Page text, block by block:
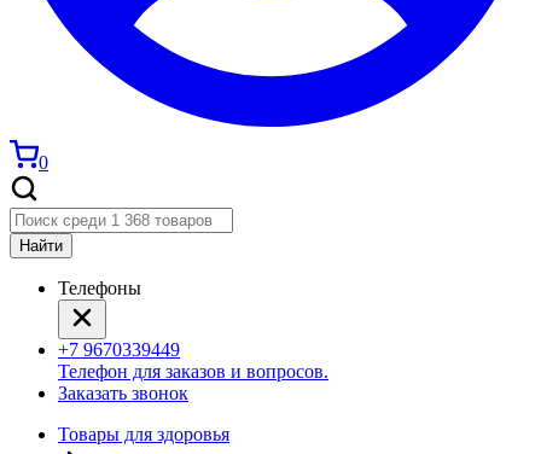
0
Найти
Телефоны
+7 9670339449
Телефон для заказов и вопросов.
Заказать звонок
Товары для здоровья